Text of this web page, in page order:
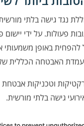
נגד גישה בלתי
פעולות. על ידי
להפחית באופן משמעותי
עמדת האבטחה הכללית
וטכניקות אבטחת
גישה בלתי מורשית.